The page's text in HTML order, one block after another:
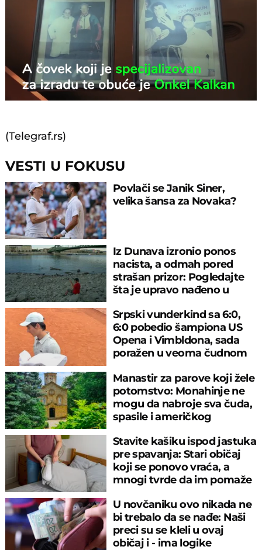
Unmute Loaded
(Telegraf.rs)
VESTI U FOKUSU
Povlači se Janik Siner,
velika šansa za Novaka?
Iz Dunava izronio ponos
nacista, a odmah pored
strašan prizor: Pogledajte
šta je upravo nađeno u
Srpski vunderkind sa 6:0,
6:0 pobedio šampiona US
Opena i Vimbldona, sada
poražen u veoma čudnom
Manastir za parove koji žele
potomstvo: Monahinje ne
mogu da nabroje sva čuda,
spasile i američkog
Stavite kašiku ispod jastuka
pre spavanja: Stari običaj
koji se ponovo vraća, a
mnogi tvrde da im pomaže
U novčaniku ovo nikada ne
bi trebalo da se nađe: Naši
preci su se kleli u ovaj
običaj i - ima logike